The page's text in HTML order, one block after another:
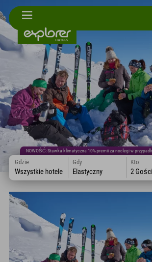
NOWOŚĆ: Stawka klimatyczna 10% premii za noclegi w
Gdzie
Wszystkie hotele
Gdy
Elastyczny
Kto
2